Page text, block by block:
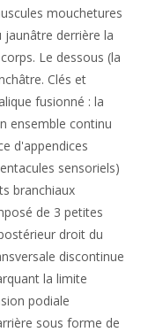
mouchetures
jaunâtre derrière la
Le dessous (la
Clés et
fusionné : la
ensemble continu
d'appendices
sensoriels)
branchiaux
de 3 petites
droit du
discontinue
la limite
podiale
sous forme de